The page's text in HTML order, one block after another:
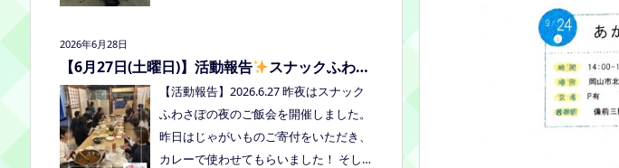
場所：LIVE STATION AIZ(倉敷市玉島阿賀
崎2-3-55) 内容：音楽あり、ゲームあ
り、食べ物ありの多世代交流夏祭りで
す。
しますので、ご希望の方がおられました
2026年6月28日
【6月27日(土曜日)】活動報告
スナックふわさ
ぽの夜のご飯会を開催しました【活動報告】2026.6.27 昨夜はスナック
ふわさぽの夜のご飯会を開催しました。
昨日はじゃがいものご寄付をいただき、
カレーで使わせてもらいました！ そし